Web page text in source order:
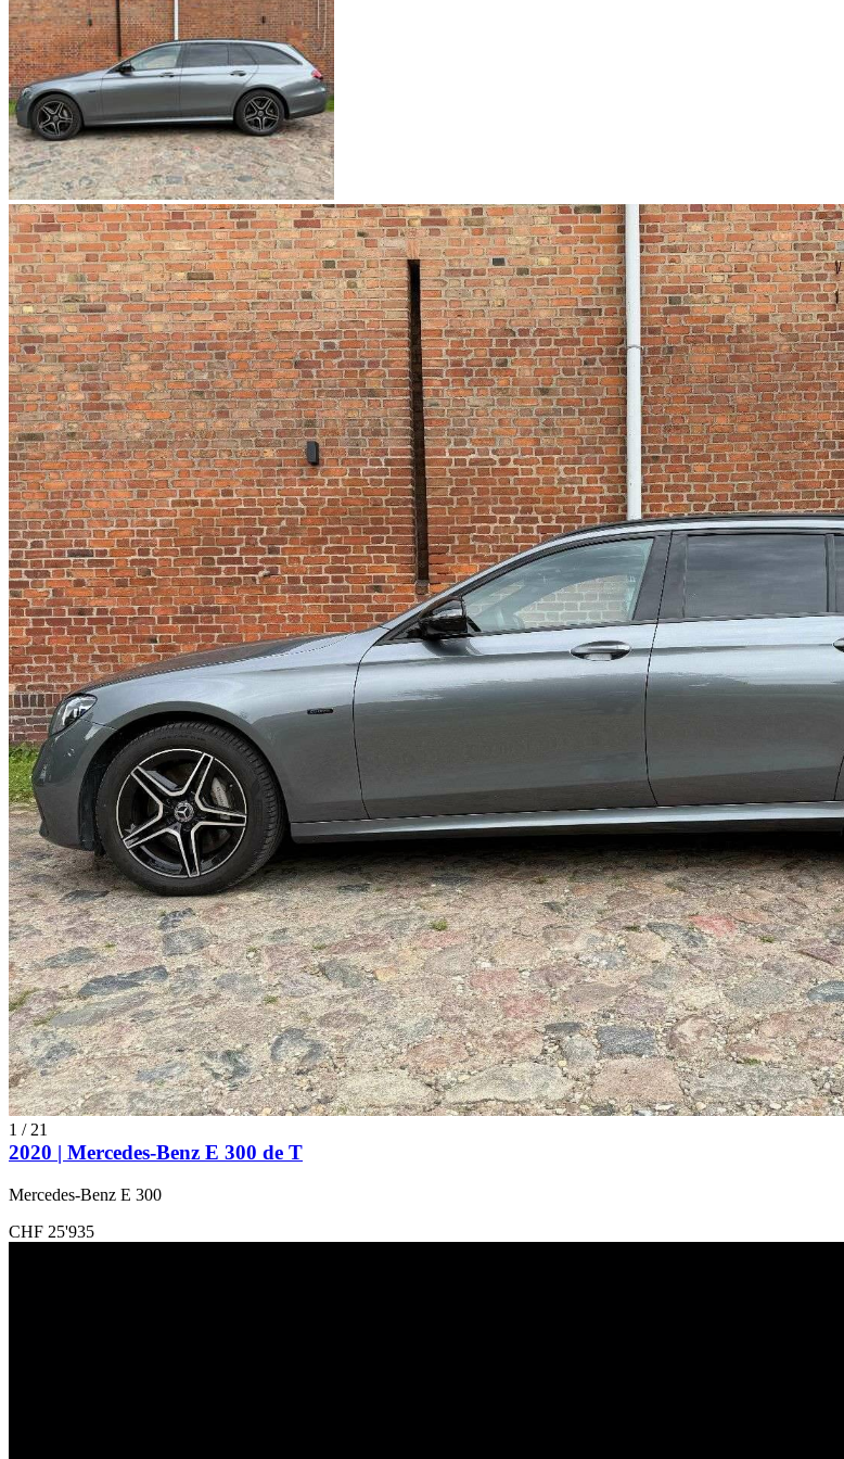
1 / 21
2020 | Mercedes-Benz E 300 de T
Mercedes-Benz E 300
CHF 25'935